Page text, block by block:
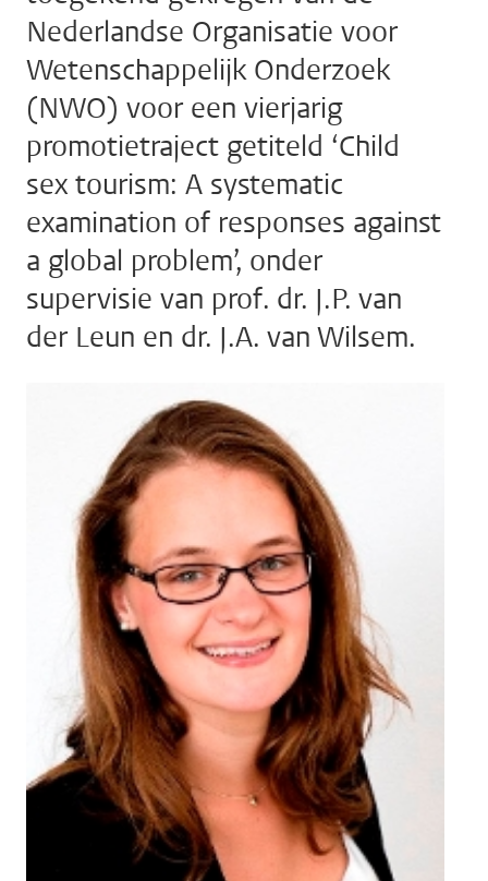
Nederlandse Organisatie voor
Wetenschappelijk Onderzoek
(NWO) voor een vierjarig
promotietraject getiteld ‘Child
sex tourism: A systematic
examination of responses against
a global problem’, onder
supervisie van prof. dr. J.P. van
der Leun en dr. J.A. van Wilsem.